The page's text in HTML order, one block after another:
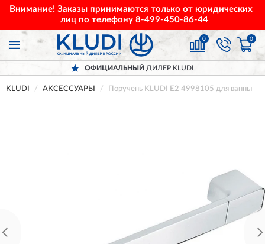
Внимание! Заказы принимаются только от юридических
лиц по телефону 8-499-450-86-44
0 0
ОФИЦИАЛЬНЫЙ ДИЛЕР KLUDI
KLUDI АКСЕССУАРЫ Поручень KLUDI E2 4998105 для ванны